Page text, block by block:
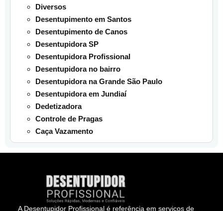
Diversos
Desentupimento em Santos
Desentupimento de Canos
Desentupidora SP
Desentupidora Profissional
Desentupidora no bairro
Desentupidora na Grande São Paulo
Desentupidora em Jundiaí
Dedetizadora
Controle de Pragas
Caça Vazamento
A Desentupidor Profissional é referência em serviços de